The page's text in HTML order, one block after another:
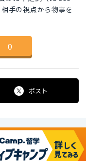
の視点から物事を
0
ポスト